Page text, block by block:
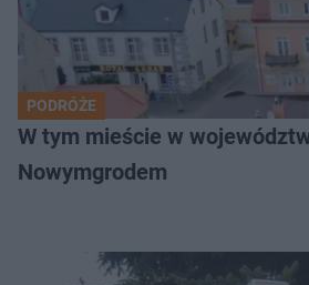
PODRÓŻE
W tym mieście w
Nowymgrodem